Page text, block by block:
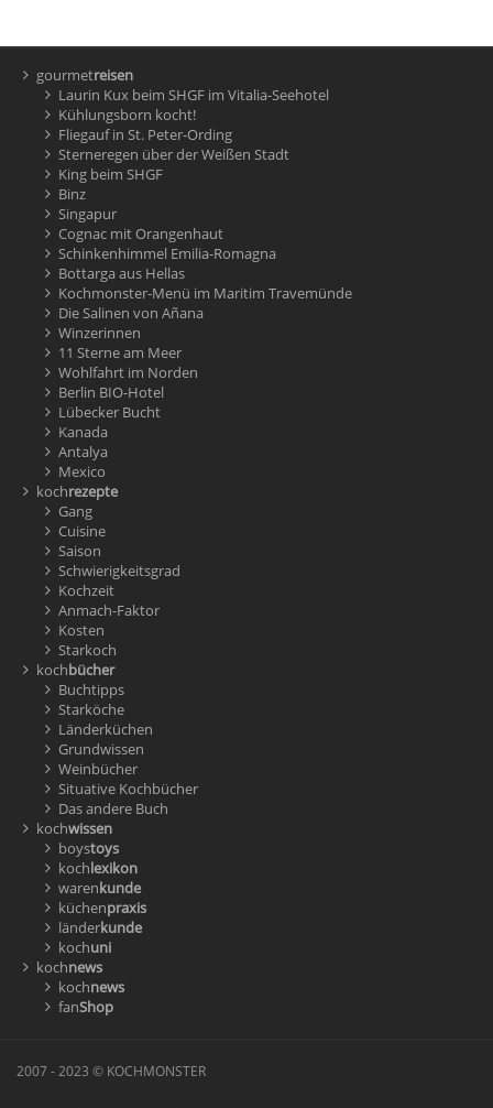
gourmetreisen
Laurin Kux beim SHGF im Vitalia-Seehotel
Kühlungsborn kocht!
Fliegauf in St. Peter-Ording
Sterneregen über der Weißen Stadt
King beim SHGF
Binz
Singapur
Cognac mit Orangenhaut
Schinkenhimmel Emilia-Romagna
Bottarga aus Hellas
Kochmonster-Menü im Maritim Travemünde
Die Salinen von Añana
Winzerinnen
11 Sterne am Meer
Wohlfahrt im Norden
Berlin BIO-Hotel
Lübecker Bucht
Kanada
Antalya
Mexico
kochrezepte
Gang
Cuisine
Saison
Schwierigkeitsgrad
Kochzeit
Anmach-Faktor
Kosten
Starkoch
kochbücher
Buchtipps
Starköche
Länderküchen
Grundwissen
Weinbücher
Situative Kochbücher
Das andere Buch
kochwissen
boystoys
kochlexikon
warenkunde
küchenpraxis
länderkunde
kochuni
kochnews
kochnews
fanShop
2007 - 2023 © KOCHMONSTER